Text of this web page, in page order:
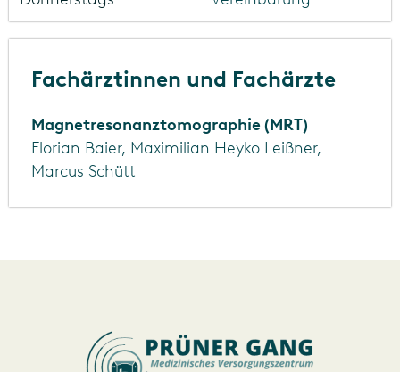
Fachärztinnen und Fachärzte
Magnetresonanztomographie (MRT)
Florian Baier, Maximilian Heyko Leißner,
Marcus Schütt